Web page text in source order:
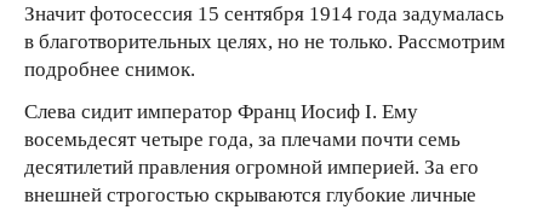
Значит фотосессия 15 сентября 1914 года задумалась
в благотворительных целях, но не только. Рассмотрим
подробнее снимок.
Слева сидит император Франц Иосиф I. Ему
восемьдесят четыре года, за плечами почти семь
десятилетий правления огромной империей. За его
внешней строгостью скрываются глубокие личные